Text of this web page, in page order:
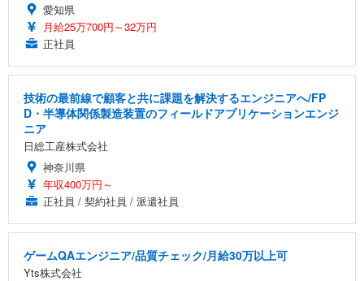
愛知県
月給25万700円～32万円
正社員
技術の最前線で顧客と共に課題を解決するエンジニアへ/FP
D・半導体関係製造装置のフィールドアプリケーションエンジ
ニア
日総工産株式会社
神奈川県
年収400万円～
正社員 / 契約社員 / 派遣社員
ゲームQAエンジニア/品質チェック/月給30万以上可
Yts株式会社